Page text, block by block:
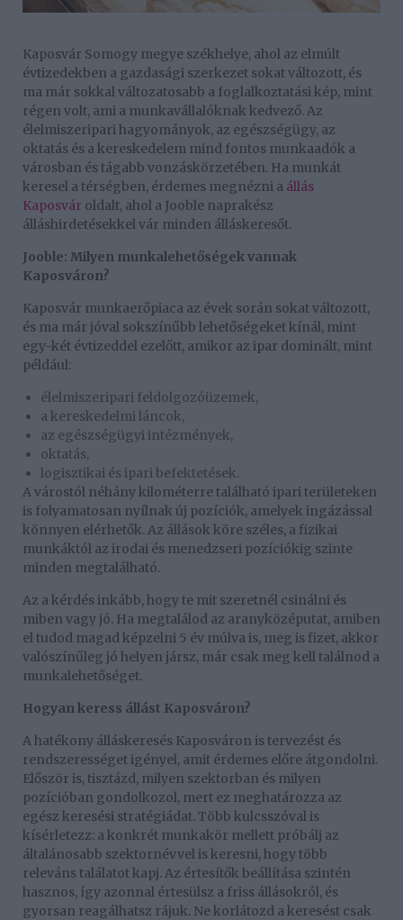
Kaposvár Somogy megye székhelye, ahol az elmúlt
évtizedekben a gazdasági szerkezet sokat változott, és
ma már sokkal változatosabb a foglalkoztatási kép, mint
régen volt, ami a munkavállalóknak kedvező. Az
élelmiszeripari hagyományok, az egészségügy, az
oktatás és a kereskedelem mind fontos munkaadók a
városban és tágabb vonzáskörzetében. Ha munkát
keresel a térségben, érdemes megnézni a állás
Kaposvár oldalt, ahol a Jooble naprakész
álláshirdetésekkel vár minden álláskeresőt.
Jooble: Milyen munkalehetőségek vannak
Kaposváron?
Kaposvár munkaerőpiaca az évek során sokat változott,
és ma már jóval sokszínűbb lehetőségeket kínál, mint
egy-két évtizeddel ezelőtt, amikor az ipar dominált, mint
például:
élelmiszeripari feldolgozóüzemek,
a kereskedelmi láncok,
az egészségügyi intézmények,
oktatás,
logisztikai és ipari befektetések.
A várostól néhány kilométerre található ipari területeken
is folyamatosan nyílnak új pozíciók, amelyek ingázással
könnyen elérhetők. Az állások köre széles, a fizikai
munkáktól az irodai és menedzseri pozíciókig szinte
minden megtalálható.
Az a kérdés inkább, hogy te mit szeretnél csinálni és
miben vagy jó. Ha megtalálod az aranyközéputat, amiben
el tudod magad képzelni 5 év múlva is, meg is fizet, akkor
valószínűleg jó helyen jársz, már csak meg kell találnod a
munkalehetőséget.
Hogyan keress állást Kaposváron?
A hatékony álláskeresés Kaposváron is tervezést és
rendszerességet igényel, amit érdemes előre átgondolni.
Először is, tisztázd, milyen szektorban és milyen
pozícióban gondolkozol, mert ez meghatározza az
egész keresési stratégiádat. Több kulcsszóval is
kísérletezz: a konkrét munkakör mellett próbálj az
általánosabb szektornévvel is keresni, hogy több
releváns találatot kapj. Az értesítők beállítása szintén
hasznos, így azonnal értesülsz a friss állásokról, és
gyorsan reagálhatsz rájuk. Ne korlátozd a keresést csak